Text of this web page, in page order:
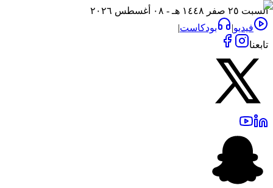
السبت ٢٥ صفر ١٤٤٨ هـ - ٠٨ أغسطس ٢٠٢٦
فيديو| بودكاست|
تابعنا